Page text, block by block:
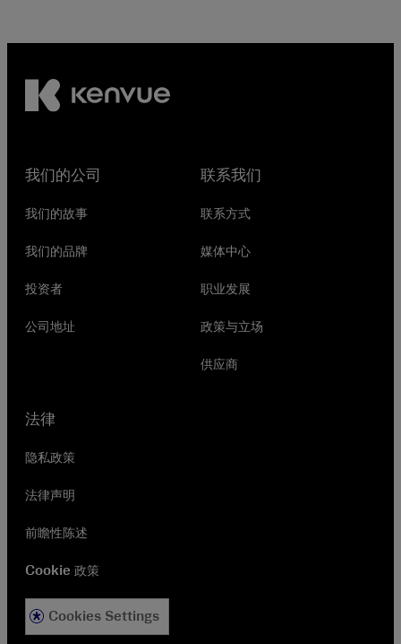
我们的公司
我们的故事
我们的品牌
投资者
公司地址
联系我们
联系方式
媒体中心
职业发展
政策与立场
供应商
法律
隐私政策
法律声明
前瞻性陈述
Cookie 政策
Cookies Settings